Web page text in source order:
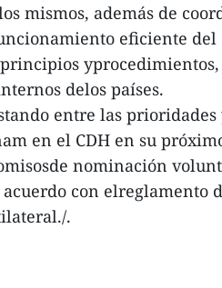
mismos, además de
eficiente del
delos países.
entre las
en el CDH en su
nominación
con elreglamento
.